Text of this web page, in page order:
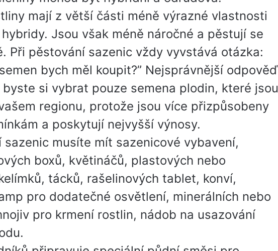
mají z větší části méně výrazné vlastnosti
Jsou však méně náročné a pěstují se
Při pěstování sazenic vždy vyvstává otázka:
bych měl koupit?” Nejsprávnější odpověď
byste si vybrat pouze semena plodin, které jsou
regionu, protože jsou více přizpůsobeny
a poskytují nejvyšší výnosy.
sazenic musíte mít sazenicové vybavení,
boxů, květináčů, plastových nebo
tácků, rašelinových tablet, konví,
pro dodatečné osvětlení, minerálních nebo
pro krmení rostlin, nádob na usazování